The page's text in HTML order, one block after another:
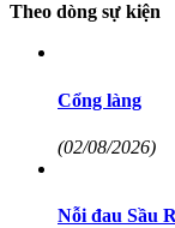
Theo dòng sự kiện
Cổng làng
(02/08/2026)
Nỗi đau Sầu